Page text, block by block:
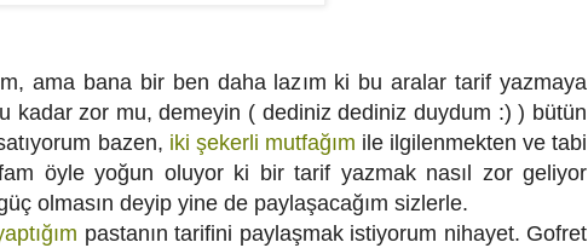
bana bir ben daha lazım ki bu aralar tarif yazmaya
kadar zor mu, demeyin ( dediniz dediniz duydum :) ) bütün
bazen, iki şekerli mutfağım ile ilgilenmekten ve tabi
öyle yoğun oluyor ki bir tarif yazmak nasıl zor geliyor
olmasın deyip yine de paylaşacağım sizlerle.
pastanın tarifini paylaşmak istiyorum nihayet. Gofret